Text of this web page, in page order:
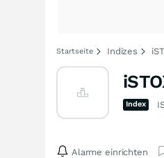
Startseite Indizes
Index
Alarme einrichten